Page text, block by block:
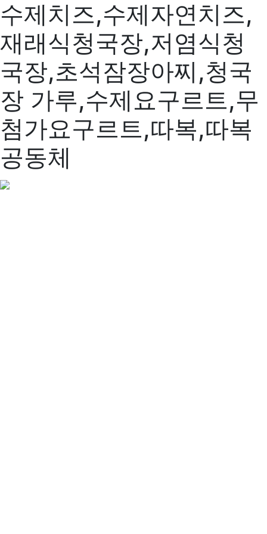
수제치즈,수제자연치즈,
재래식청국장,저염식청
국장,초석잠장아찌,청국
장 가루,수제요구르트,무
첨가요구르트,따복,따복
공동체